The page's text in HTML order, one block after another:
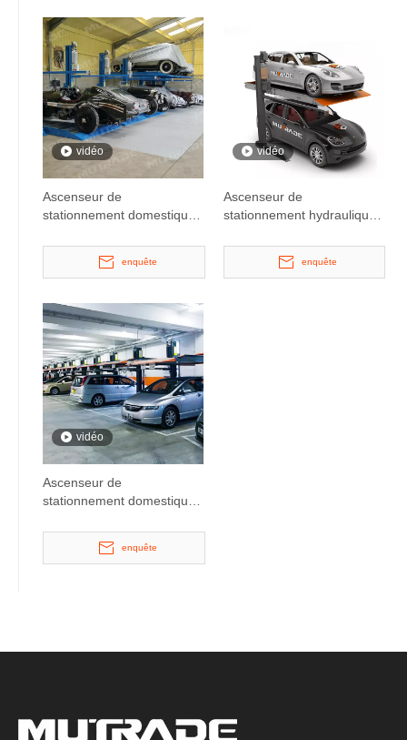
vidéo
Ascenseur de
stationnement domestique
enquête
vidéo
Ascenseur de
stationnement hydraulique
enquête
vidéo
Ascenseur de
stationnement domestique
enquête